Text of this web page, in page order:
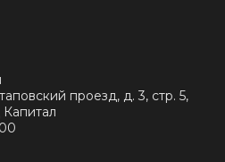
проезд, д. 3, стр. 5,